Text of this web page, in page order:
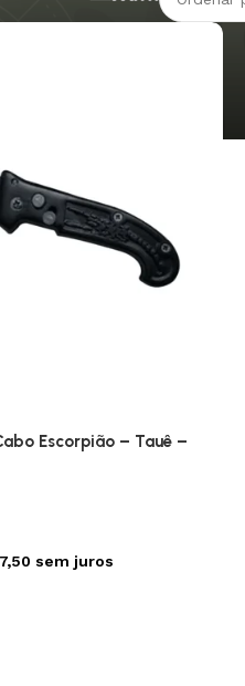
Escorpião – Tauê –
sem juros